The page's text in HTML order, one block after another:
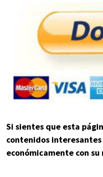
Si sientes que esta
contenidos
económicamente con